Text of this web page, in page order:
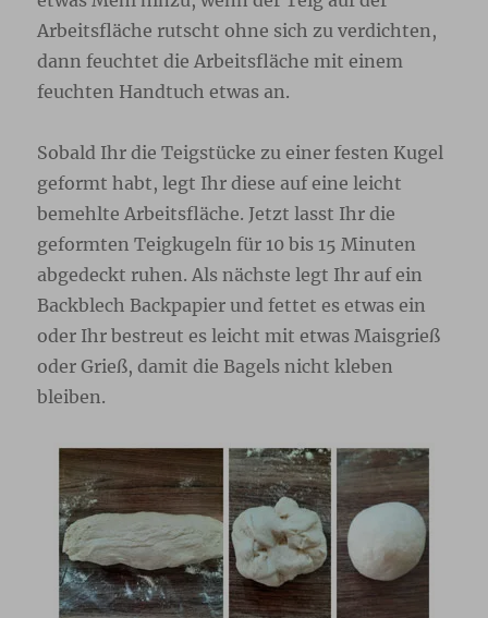
Arbeitsfläche rutscht ohne sich zu verdichten,
dann feuchtet die Arbeitsfläche mit einem
feuchten Handtuch etwas an.
Sobald Ihr die Teigstücke zu einer festen Kugel
geformt habt, legt Ihr diese auf eine leicht
bemehlte Arbeitsfläche. Jetzt lasst Ihr die
geformten Teigkugeln für 10 bis 15 Minuten
abgedeckt ruhen. Als nächste legt Ihr auf ein
Backblech Backpapier und fettet es etwas ein
oder Ihr bestreut es leicht mit etwas Maisgrieß
oder Grieß, damit die Bagels nicht kleben
bleiben.